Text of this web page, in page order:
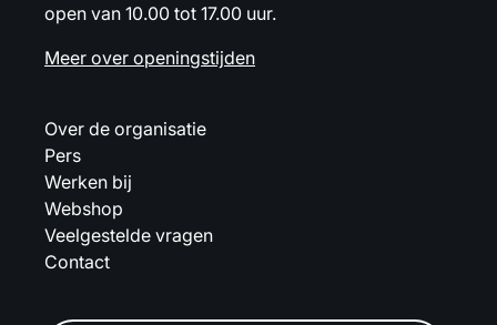
open van 10.00 tot 17.00 uur.
Meer over openingstijden
Over de organisatie
Pers
Werken bij
Webshop
Veelgestelde vragen
Contact